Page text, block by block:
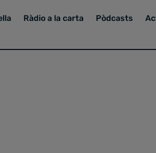
Ràdio a la carta Pòdcasts